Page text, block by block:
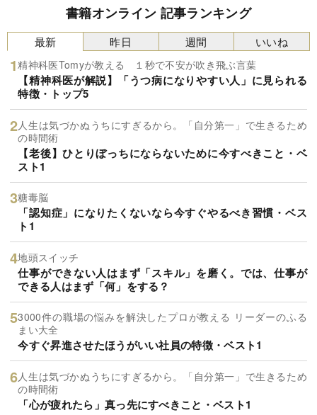
書籍オンライン 記事ランキング
最新
精神科医Tomyが教える １秒で不安が吹き飛ぶ言葉
【精神科医が解説】「うつ病になりやすい人」に見られる
特徴・トップ5
人生は気づかぬうちにすぎるから。「自分第一」で生きるため
の時間術
【老後】ひとりぼっちにならないために今すべきこと・ベ
スト1
糖毒脳
「認知症」になりたくないなら今すぐやるべき習慣・ベス
ト1
地頭スイッチ
仕事ができない人はまず「スキル」を磨く。では、仕事が
できる人はまず「何」をする？
3000件の職場の悩みを解決したプロが教える リーダーのふる
まい大全
今すぐ昇進させたほうがいい社員の特徴・ベスト1
人生は気づかぬうちにすぎるから。「自分第一」で生きるため
の時間術
「心が疲れたら」真っ先にすべきこと・ベスト1
昨日 週間 いいね